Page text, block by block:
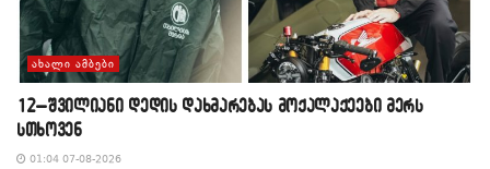
ᲐᲮᲐᲚᲘ ᲐᲛᲑᲔᲑᲘ
12–შვილიანი დედის დახმარებას მოქალაქეები მერს
სთხოვენ
01:04 07-08-2026